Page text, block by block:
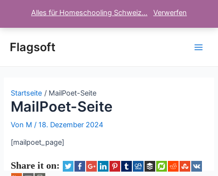
Alles für Homeschooling Schweiz... Verwerfen
Inhalt
springen
Flagsoft
Startseite MailPoet-Seite
MailPoet-Seite
Von M/18. Dezember 2024
[mailpoet_page]
Share it on: